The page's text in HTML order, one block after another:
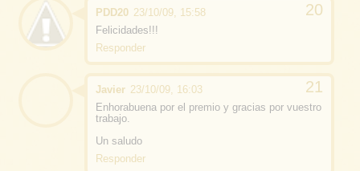
PDD20 23/10/09, 15:58
Felicidades!!!
Responder
Javier 23/10/09, 16:03
Enhorabuena por el premio y gracias por vuestro
trabajo.
Un saludo
Responder